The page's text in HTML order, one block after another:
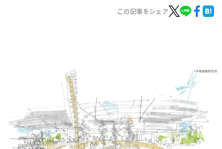
この記事をシェア